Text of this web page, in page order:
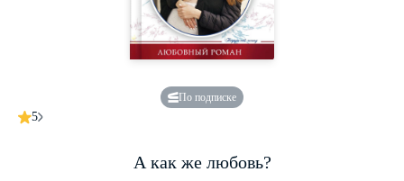
По подписке
5
А как же любовь?